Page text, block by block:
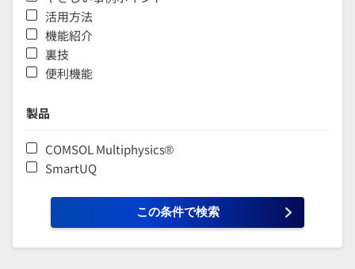
活用方法
機能紹介
裏技
便利機能
製品
COMSOL Multiphysics®
SmartUQ